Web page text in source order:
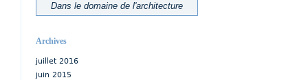
Dans le domaine de l'architecture
Archives
juillet 2016
juin 2015